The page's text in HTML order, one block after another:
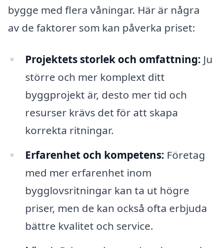
bygge med flera våningar. Här är några
av de faktorer som kan påverka priset:
Projektets storlek och omfattning: Ju
större och mer komplext ditt
byggprojekt är, desto mer tid och
resurser krävs det för att skapa
korrekta ritningar.
Erfarenhet och kompetens: Företag
med mer erfarenhet inom
bygglovsritningar kan ta ut högre
priser, men de kan också ofta erbjuda
bättre kvalitet och service.